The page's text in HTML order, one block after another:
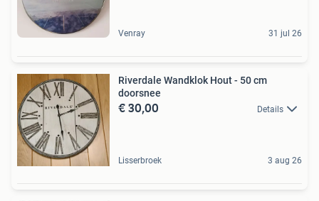
Venray 31 jul 26
Riverdale Wandklok Hout - 50 cm
doorsnee
€ 30,00 Details
Lisserbroek 3 aug 26